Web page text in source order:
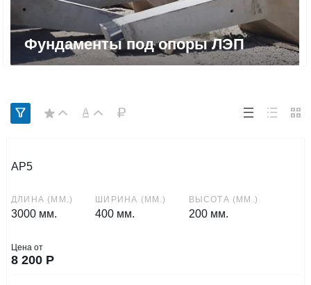
Фундаменты под опоры ЛЭП
АР5
ДЛИНА (ММ.)
3000 мм.
ШИРИНА (ММ.)
400 мм.
ВЫСОТА (ММ.)
200 мм.
Цена от
8 200 Р